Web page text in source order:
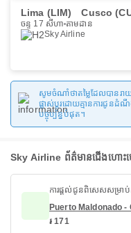
Lima (LIM) Cusco
ចន្ទ 17 សីហា តាមដាន
Sky Airline
សូមចំណាំថាតម្លៃដែលបានរ
ផ្លាស់ប្តូរដោយគ្មានការជូន
បច្ចុប្បន្នបំផុត។
Sky Airline ព័ត៌មានជើងហោះ
ការផ្តល់ជូនពិសេសសម្រាប់
Puerto Maldonado -
៛ 171